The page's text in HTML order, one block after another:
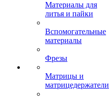
Материалы для
литья и пайки
Вспомогательные
материалы
Фрезы
Матрицы и
матрицедержатели